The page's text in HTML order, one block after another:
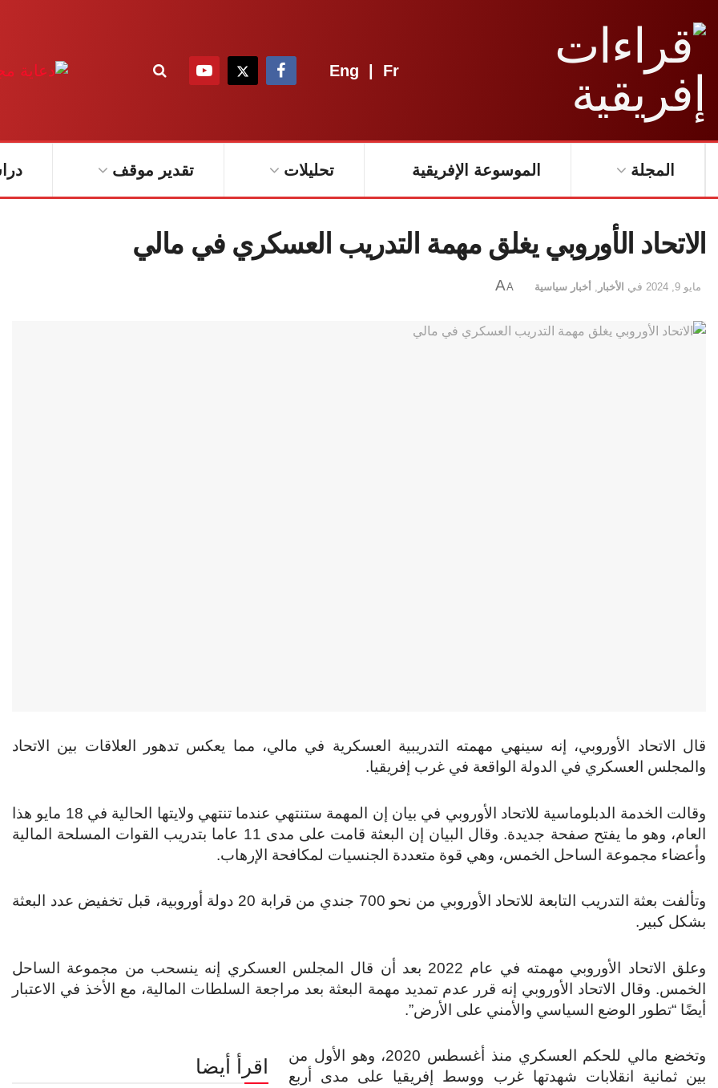
Eng | Fr
المجلة الموسوعة الإفريقية تحليلات تقدير موقف
الاتحاد الأوروبي يغلق مهمة التدريب العسكري في مالي
مايو 9, 2024 في الأخبار أخبار سياسية A
A
قال الاتحاد الأوروبي، إنه سينهي مهمته التدريبية العسكرية في مالي، مما يعكس تدهور العلاقات بين الاتحاد
والمجلس العسكري في الدولة الواقعة في غرب إفريقيا.
وقالت الخدمة الدبلوماسية للاتحاد الأوروبي في بيان إن المهمة ستنتهي عندما تنتهي ولايتها الحالية في 18 مايو هذا
العام، وهو ما يفتح صفحة جديدة. وقال البيان إن البعثة قامت على مدى 11 عاما بتدريب القوات المسلحة المالية
وأعضاء مجموعة الساحل الخمس، وهي قوة متعددة الجنسيات لمكافحة الإرهاب.
وتألفت بعثة التدريب التابعة للاتحاد الأوروبي من نحو 700 جندي من قرابة 20 دولة أوروبية، قبل تخفيض عدد البعثة
بشكل كبير.
وعلق الاتحاد الأوروبي مهمته في عام 2022 بعد أن قال المجلس العسكري إنه ينسحب من مجموعة الساحل
الخمس. وقال الاتحاد الأوروبي إنه قرر عدم تمديد مهمة البعثة بعد مراجعة السلطات المالية، مع الأخذ في الاعتبار
أيضًا “تطور الوضع السياسي والأمني ​​على الأرض”.
اقرأ أيضا
وتخضع مالي للحكم العسكري منذ أغسطس 2020، وهو الأول من
بين ثمانية انقلابات شهدتها غرب ووسط إفريقيا على مدى أربع